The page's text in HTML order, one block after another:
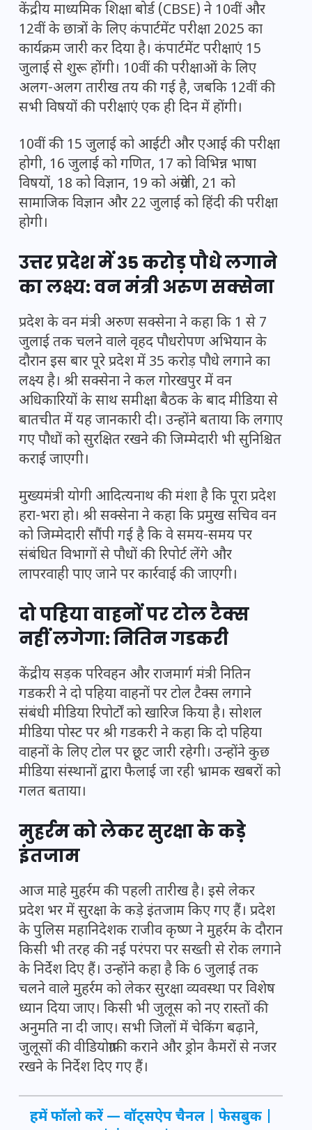
केंद्रीय माध्यमिक शिक्षा बोर्ड (CBSE) ने 10वीं और
12वीं के छात्रों के लिए कंपार्टमेंट परीक्षा 2025 का
कार्यक्रम जारी कर दिया है। कंपार्टमेंट परीक्षाएं 15
जुलाई से शुरू होंगी। 10वीं की परीक्षाओं के लिए
अलग-अलग तारीख तय की गई है, जबकि 12वीं की
सभी विषयों की परीक्षाएं एक ही दिन में होंगी।
10वीं की 15 जुलाई को आईटी और एआई की परीक्षा
होगी, 16 जुलाई को गणित, 17 को विभिन्न भाषा
विषयों, 18 को विज्ञान, 19 को अंग्रेजी, 21 को
सामाजिक विज्ञान और 22 जुलाई को हिंदी की परीक्षा
होगी।
उत्तर प्रदेश में 35 करोड़ पौधे लगाने
का लक्ष्य: वन मंत्री अरुण सक्सेना
प्रदेश के वन मंत्री अरुण सक्सेना ने कहा कि 1 से 7
जुलाई तक चलने वाले वृहद पौधरोपण अभियान के
दौरान इस बार पूरे प्रदेश में 35 करोड़ पौधे लगाने का
लक्ष्य है। श्री सक्सेना ने कल गोरखपुर में वन
अधिकारियों के साथ समीक्षा बैठक के बाद मीडिया से
बातचीत में यह जानकारी दी। उन्होंने बताया कि लगाए
गए पौधों को सुरक्षित रखने की जिम्मेदारी भी सुनिश्चित
कराई जाएगी।
मुख्यमंत्री योगी आदित्यनाथ की मंशा है कि पूरा प्रदेश
हरा-भरा हो। श्री सक्सेना ने कहा कि प्रमुख सचिव वन
को जिम्मेदारी सौंपी गई है कि वे समय-समय पर
संबंधित विभागों से पौधों की रिपोर्ट लेंगे और
लापरवाही पाए जाने पर कार्रवाई की जाएगी।
दो पहिया वाहनों पर टोल टैक्स
नहीं लगेगा: नितिन गडकरी
केंद्रीय सड़क परिवहन और राजमार्ग मंत्री नितिन
गडकरी ने दो पहिया वाहनों पर टोल टैक्स लगाने
संबंधी मीडिया रिपोर्टों को खारिज किया है। सोशल
मीडिया पोस्ट पर श्री गडकरी ने कहा कि दो पहिया
वाहनों के लिए टोल पर छूट जारी रहेगी। उन्होंने कुछ
मीडिया संस्थानों द्वारा फैलाई जा रही भ्रामक खबरों को
गलत बताया।
मुहर्रम को लेकर सुरक्षा के कड़े
इंतजाम
आज माहे मुहर्रम की पहली तारीख है। इसे लेकर
प्रदेश भर में सुरक्षा के कड़े इंतजाम किए गए हैं। प्रदेश
के पुलिस महानिदेशक राजीव कृष्ण ने मुहर्रम के दौरान
किसी भी तरह की नई परंपरा पर सख्ती से रोक लगाने
के निर्देश दिए हैं। उन्होंने कहा है कि 6 जुलाई तक
चलने वाले मुहर्रम को लेकर सुरक्षा व्यवस्था पर विशेष
ध्यान दिया जाए। किसी भी जुलूस को नए रास्तों की
अनुमति ना दी जाए। सभी जिलों में चेकिंग बढ़ाने,
जुलूसों की वीडियोग्राफी कराने और ड्रोन कैमरों से नजर
रखने के निर्देश दिए गए हैं।
हमें फॉलो करें — वॉट्सऐप चैनल फेसबुक